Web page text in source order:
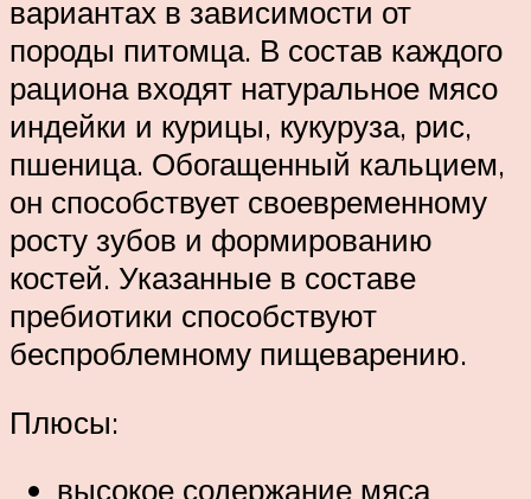
вариантах в зависимости от
породы питомца. В состав каждого
рациона входят натуральное мясо
индейки и курицы, кукуруза, рис,
пшеница. Обогащенный кальцием,
он способствует своевременному
росту зубов и формированию
костей. Указанные в составе
пребиотики способствуют
беспроблемному пищеварению.
Плюсы:
высокое содержание мяса